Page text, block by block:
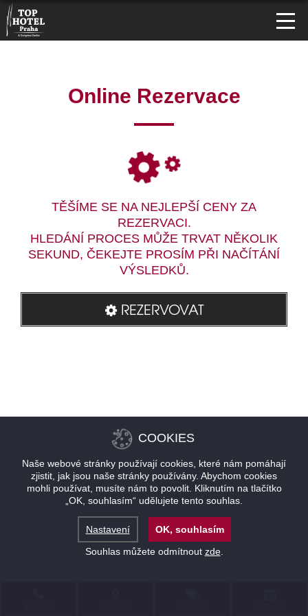
Online Rezervace
TĚŠÍME SE NA NEJLEPŠÍ CENY ZA
REZERVACI.
HLEDÁNÍ PROCES MŮŽE TRVAT NĚKOLIK
SEKUND, ČEKEJTE PROSÍM PŘI NAČÍTÁNÍ
VÝSLEDKŮ.
REZERVOVAT
COOKIES
Naše webové stránky používají cookies, které nám pomáhají
zjistit, jak jsou naše stránky používány. Abychom cookies
mohli používat, musíte nám to povolit. Kliknutím na tlačítko
„OK, souhlasím“ udělujete tento souhlas.
Nastavení
OK, souhlasím
Souhlas můžete odmítnout zde.